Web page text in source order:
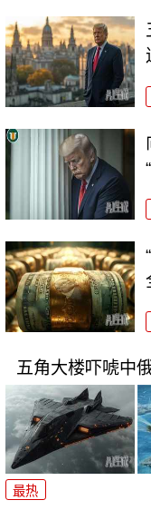
五角大楼吓唬中
最热